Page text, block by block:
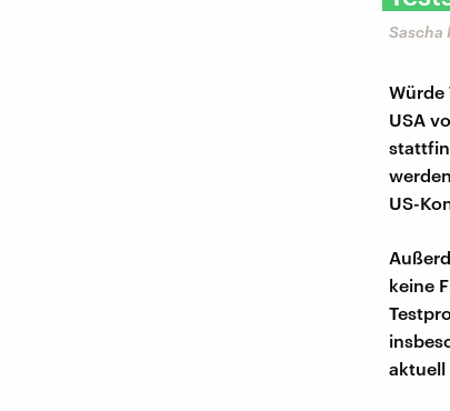
Sascha
Würde
USA
US-
keine
aktuell